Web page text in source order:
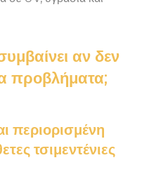
αν δεν
προβλήματα;
περιορισμένη
τσιμεντένιες